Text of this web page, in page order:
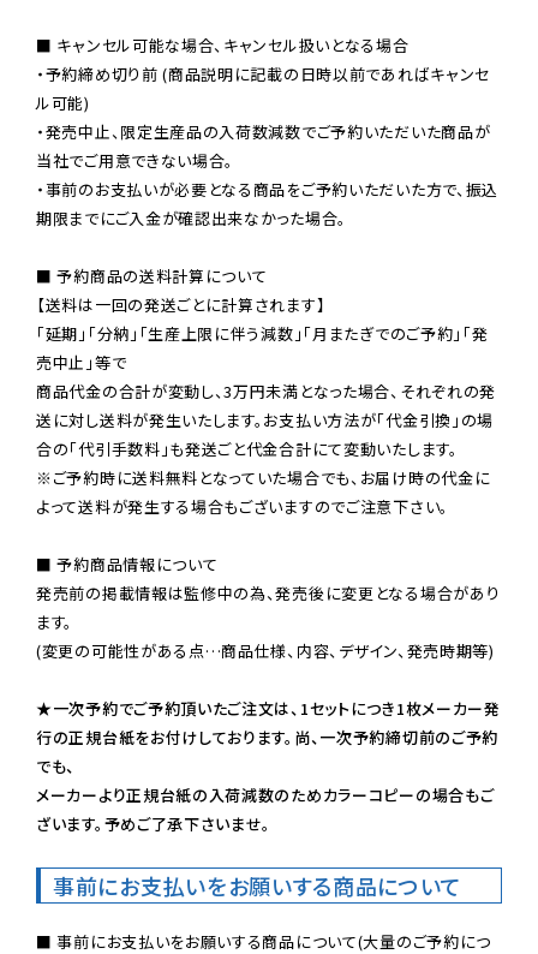
■ キャンセル可能な場合、キャンセル扱いとなる場合
・予約締め切り前 (商品説明に記載の日時以前であればキャンセ
ル可能)
・発売中止、限定生産品の入荷数減数でご予約いただいた商品が
当社でご用意できない場合。
・事前のお支払いが必要となる商品をご予約いただいた方で、振込
期限までにご入金が確認出来なかった場合。
■ 予約商品の送料計算について
【送料は一回の発送ごとに計算されます】
「延期」「分納」「生産上限に伴う減数」「月またぎでのご予約」「発
売中止」等で
商品代金の合計が変動し、3万円未満となった場合、それぞれの発
送に対し送料が発生いたします。お支払い方法が「代金引換」の場
※ご予約時に送料無料となっていた場合でも、お届け時の代金に
よって送料が発生する場合もございますのでご注意下さい。
■ 予約商品情報について
発売前の掲載情報は監修中の為、発売後に変更となる場合があり
ます。
(変更の可能性がある点…商品仕様、内容、デザイン、発売時期等)
★一次予約でご予約頂いたご注文は、1セットにつき1枚メーカー発
行の正規台紙をお付けしております。尚、一次予約締切前のご予約
でも、
メーカーより正規台紙の入荷減数のためカラーコピーの場合もご
ざいます。予めご了承下さいませ。
事前にお支払いをお願いする商品について
■ 事前にお支払いをお願いする商品について(大量のご予約につ